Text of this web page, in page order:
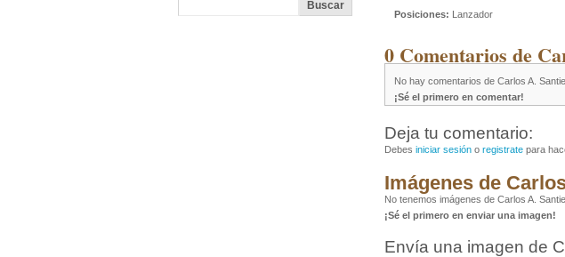
Posiciones: Lanzador
0 Comentarios de
No hay comentarios de Carlos A.
¡Sé el primero en comentar!
Deja tu comentario:
Debes iniciar sesión o registrate para
Imágenes de
No tenemos imágenes de Carlos A.
¡Sé el primero en enviar una imagen!
Envía una imagen de